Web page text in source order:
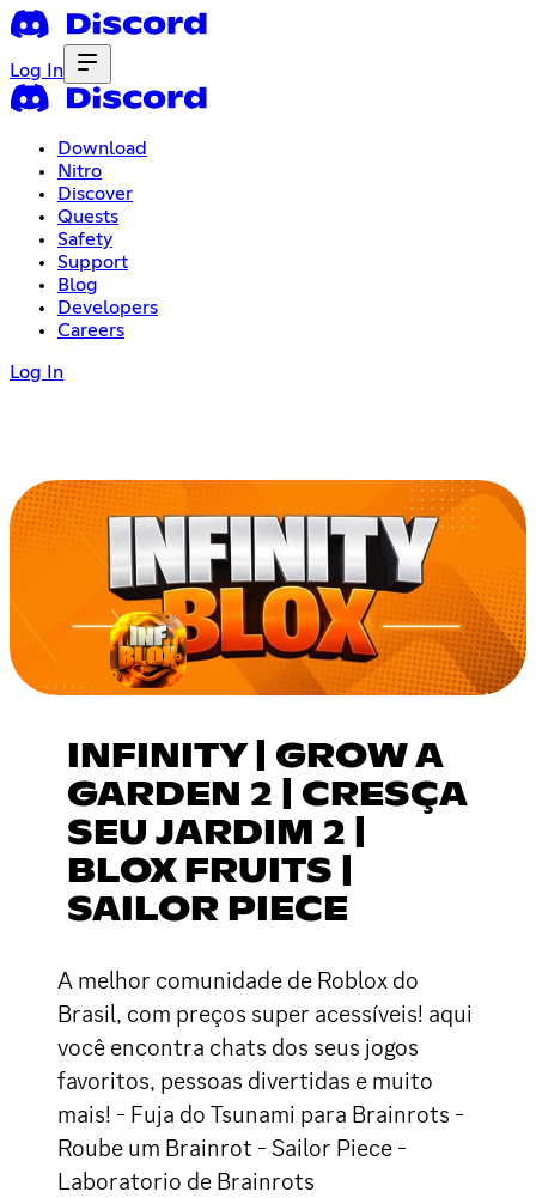
Log In
Download
Nitro
Discover
Quests
Safety
Support
Blog
Developers
Careers
Log In
INFINITY | GROW A
GARDEN 2 | CRESÇA
SEU JARDIM 2 |
BLOX FRUITS |
SAILOR PIECE
A melhor comunidade de Roblox do
Brasil, com preços super acessíveis! aqui
você encontra chats dos seus jogos
favoritos, pessoas divertidas e muito
mais! - Fuja do Tsunami para Brainrots -
Roube um Brainrot - Sailor Piece -
Laboratorio de Brainrots